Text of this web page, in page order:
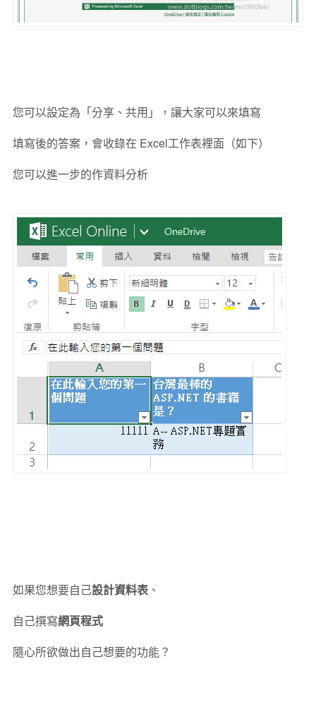
您可以設定為「分享、共用」，讓大家可以來填寫
填寫後的答案，會收錄在 Excel工作表裡面（如下）
您可以進一步的作資料分析
如果您想要自己設計資料表、
自己撰寫網頁程式
隨心所欲做出自己想要的功能？